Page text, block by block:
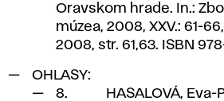
Oravskom hrade. In.:
múzea, 2008, XXV.: 61-
2008, str. 61,63. ISBN
OHLASY:
8.
HASALOVÁ, Eva-